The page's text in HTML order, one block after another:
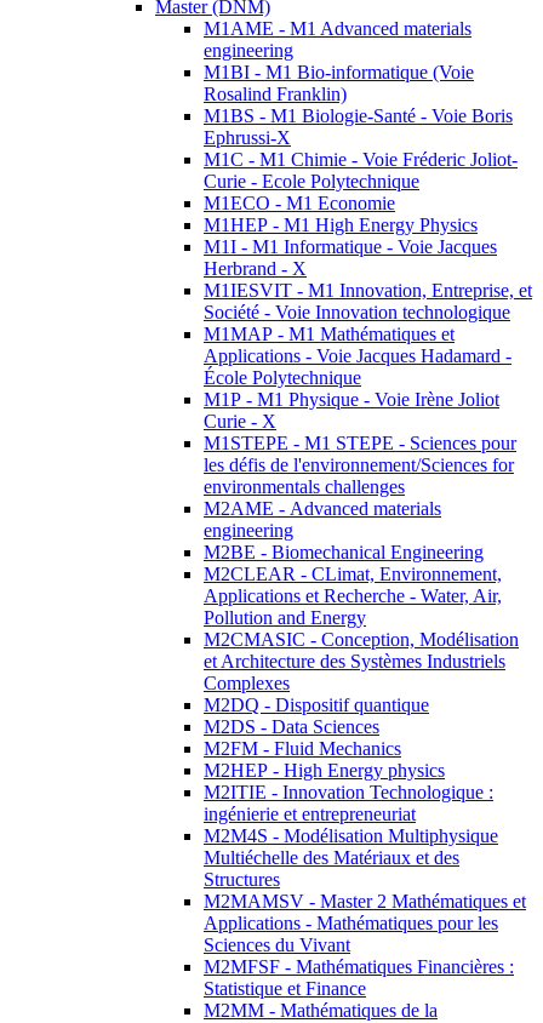
Master (DNM)
M1AME - M1 Advanced materials
engineering
M1BI - M1 Bio-informatique (Voie
Rosalind Franklin)
M1BS - M1 Biologie-Santé - Voie Boris
Ephrussi-X
M1C - M1 Chimie - Voie Fréderic Joliot-
Curie - Ecole Polytechnique
M1ECO - M1 Economie
M1HEP - M1 High Energy Physics
M1I - M1 Informatique - Voie Jacques
Herbrand - X
M1IESVIT - M1 Innovation, Entreprise, et
Société - Voie Innovation technologique
M1MAP - M1 Mathématiques et
Applications - Voie Jacques Hadamard -
École Polytechnique
M1P - M1 Physique - Voie Irène Joliot
Curie - X
M1STEPE - M1 STEPE - Sciences pour
les défis de l'environnement/Sciences for
environmentals challenges
M2AME - Advanced materials
engineering
M2BE - Biomechanical Engineering
M2CLEAR - CLimat, Environnement,
Applications et Recherche - Water, Air,
Pollution and Energy
M2CMASIC - Conception, Modélisation
et Architecture des Systèmes Industriels
Complexes
M2DQ - Dispositif quantique
M2DS - Data Sciences
M2FM - Fluid Mechanics
M2HEP - High Energy physics
M2ITIE - Innovation Technologique :
ingénierie et entrepreneuriat
M2M4S - Modélisation Multiphysique
Multiéchelle des Matériaux et des
Structures
M2MAMSV - Master 2 Mathématiques et
Applications - Mathématiques pour les
Sciences du Vivant
M2MFSF - Mathématiques Financières :
Statistique et Finance
M2MM - Mathématiques de la